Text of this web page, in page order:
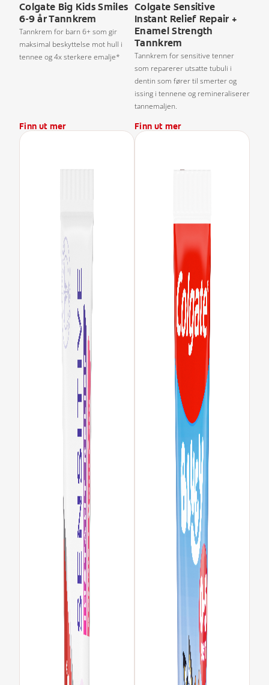
Colgate Big Kids Smiles
6-9 år Tannkrem
Tannkrem for barn 6+ som gir
maksimal beskyttelse mot hull i
tennee og 4x sterkere emalje*
Finn ut mer
Colgate Sensitive
Instant Relief Repair +
Enamel Strength
Tannkrem
Tannkrem for sensitive tenner
som reparerer utsatte tubuli i
dentin som fører til smerter og
issing i tennene og remineraliserer
tannemaljen.
Finn ut mer